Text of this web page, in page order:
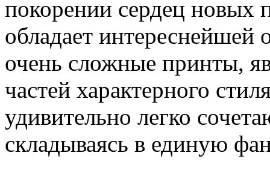
покорении сердец новых
обладает интереснейшей
очень сложные принты,
частей характерного
удивительно легко
складываясь в единую